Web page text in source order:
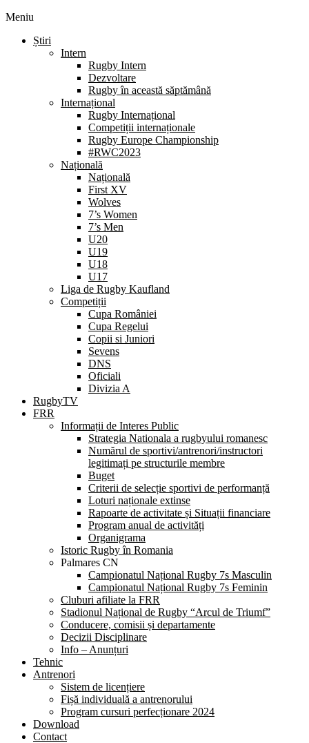
Meniu
Știri
Intern
Rugby Intern
Dezvoltare
Rugby în această săptămână
Internațional
Rugby Internațional
Competiții internaționale
Rugby Europe Championship
#RWC2023
Națională
Națională
First XV
Wolves
7’s Women
7’s Men
U20
U19
U18
U17
Liga de Rugby Kaufland
Competiții
Cupa României
Cupa Regelui
Copii si Juniori
Sevens
DNS
Oficiali
Divizia A
RugbyTV
FRR
Informații de Interes Public
Strategia Nationala a rugbyului romanesc
Numărul de sportivi/antrenori/instructori
legitimați pe structurile membre
Buget
Criterii de selecție sportivi de performanță
Loturi naționale extinse
Rapoarte de activitate și Situații financiare
Program anual de activități
Organigrama
Istoric Rugby în Romania
Palmares CN
Campionatul Național Rugby 7s Masculin
Campionatul Național Rugby 7s Feminin
Cluburi afiliate la FRR
Stadionul Național de Rugby “Arcul de Triumf”
Conducere, comisii și departamente
Decizii Disciplinare
Info – Anunțuri
Tehnic
Antrenori
Sistem de licențiere
Fișă individuală a antrenorului
Program cursuri perfecționare 2024
Download
Contact